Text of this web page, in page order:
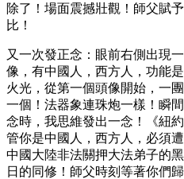
除了！場面震撼壯觀！師父賦
比！
又一次發正念：眼前右側出現
像，有中國人，西方人，功能
火光，從第一個頭像開始，一
一個！法器象連珠炮一樣！瞬
念時，我思維發出一念！《紐
管你是中國人，西方人，必須
中國大陸非法關押大法弟子的
日的同修！師父時刻等著你們